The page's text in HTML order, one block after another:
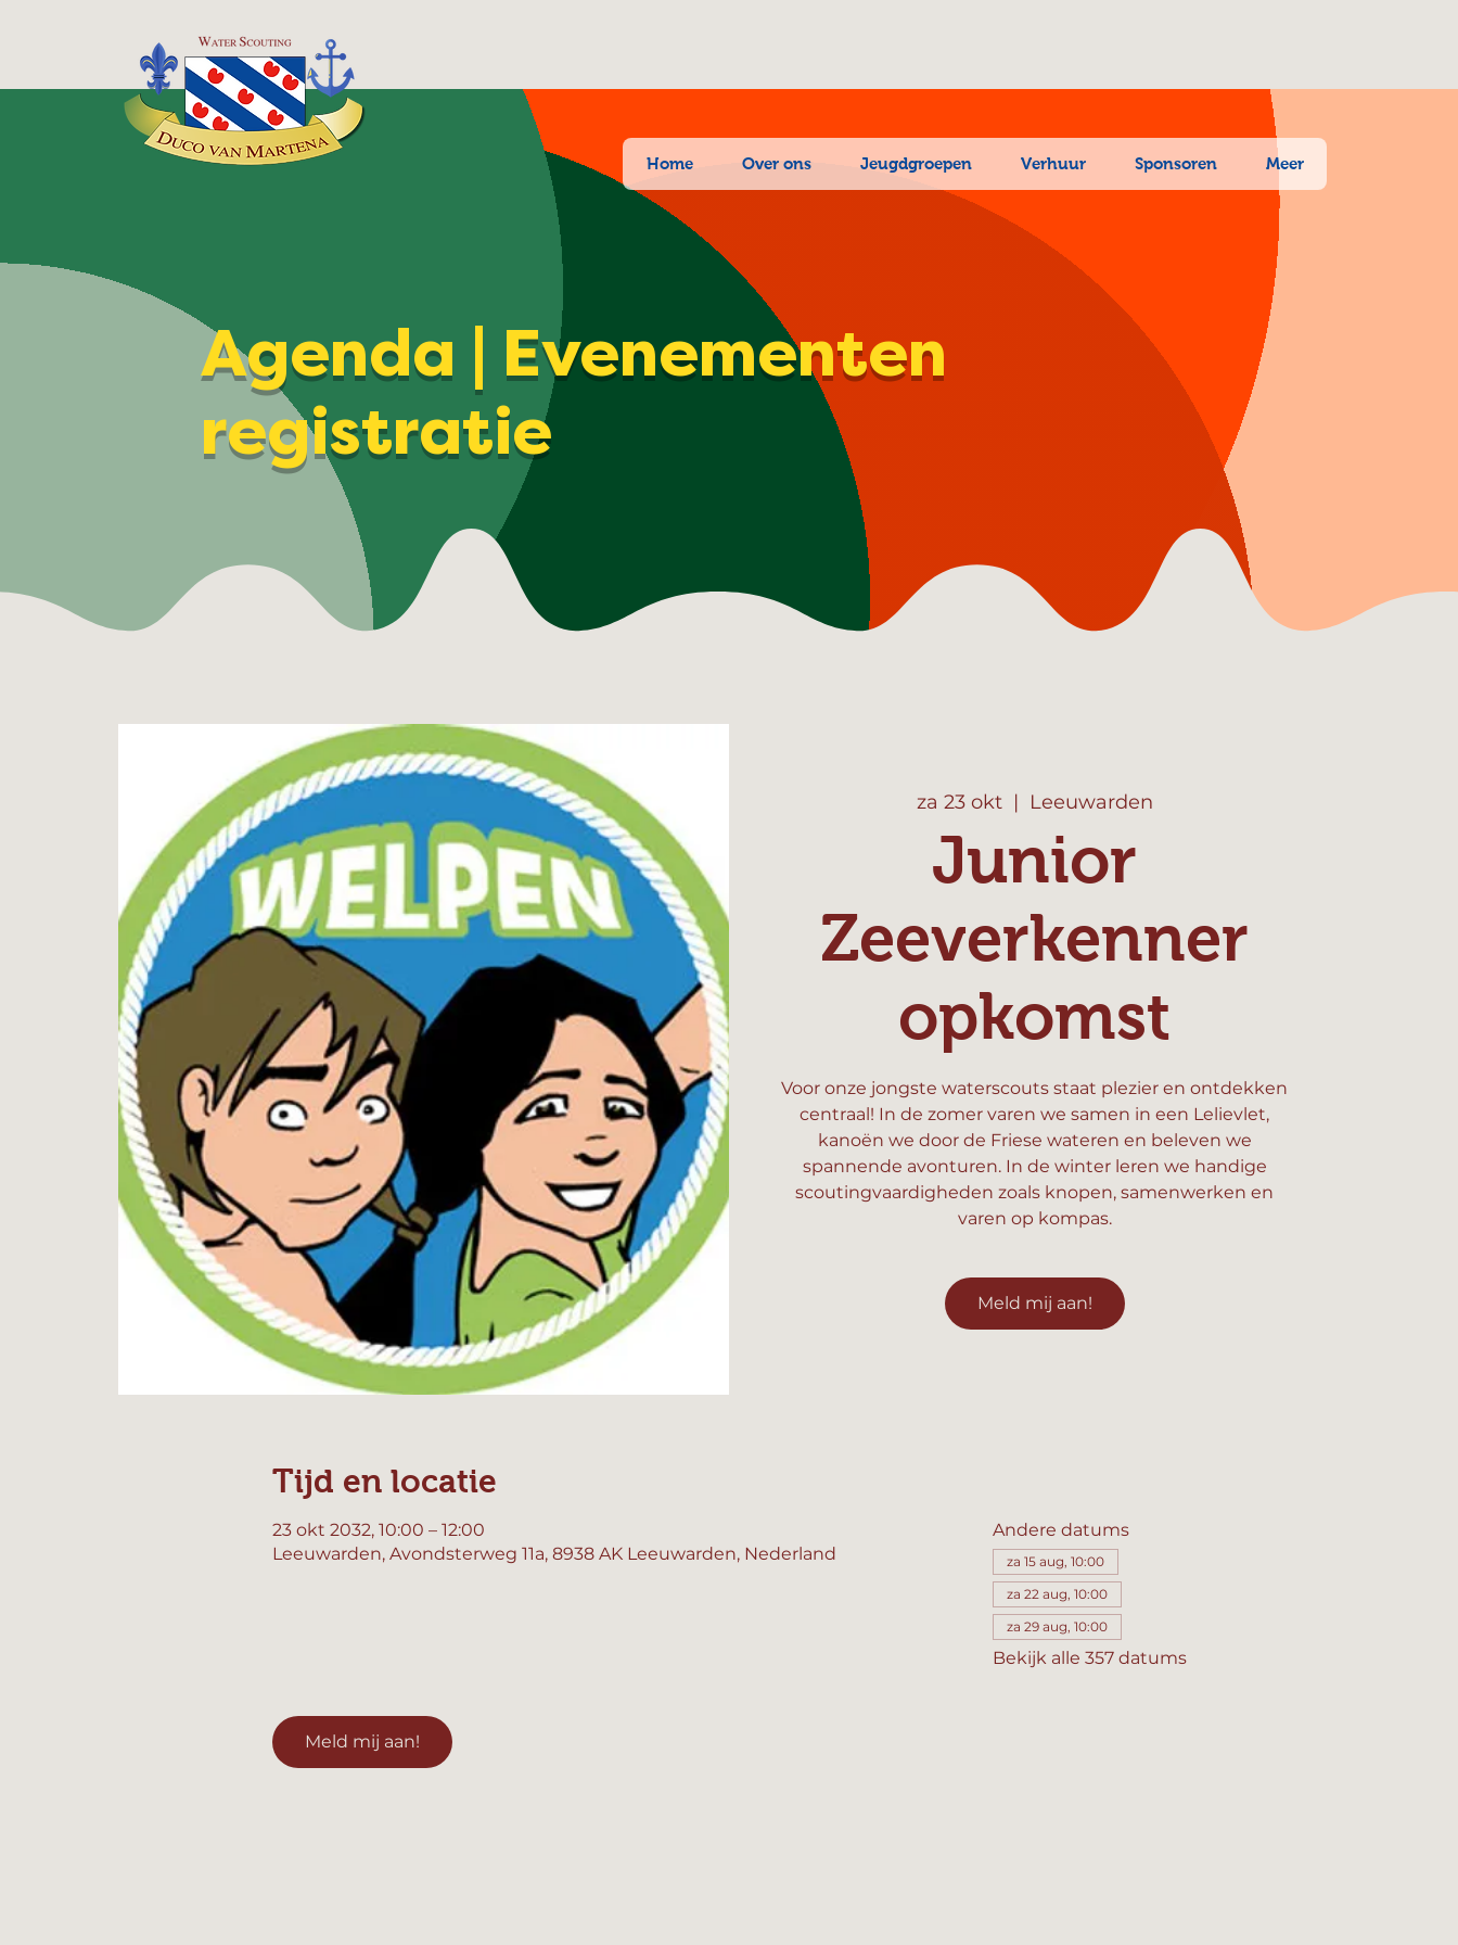
Home Over ons Jeugdgroepen Verhuur Sponsoren Meer
Agenda | Evenementen
registratie
za 23 okt
  |
Leeuwarden
Junior
Zeeverkenner
opkomst
Voor onze jongste waterscouts staat plezier en ontdekken
centraal! In de zomer varen we samen in een Lelievlet,
kanoën we door de Friese wateren en beleven we
spannende avonturen. In de winter leren we handige
scoutingvaardigheden zoals knopen, samenwerken en
varen op kompas.
Meld mij aan!
Tijd en locatie
23 okt 2032, 10:00 – 12:00
Leeuwarden, Avondsterweg 11a, 8938 AK Leeuwarden, Nederland
Andere datums
za 15 aug, 10:00
za 22 aug, 10:00
za 29 aug, 10:00
Bekijk alle 357 datums
Meld mij aan!